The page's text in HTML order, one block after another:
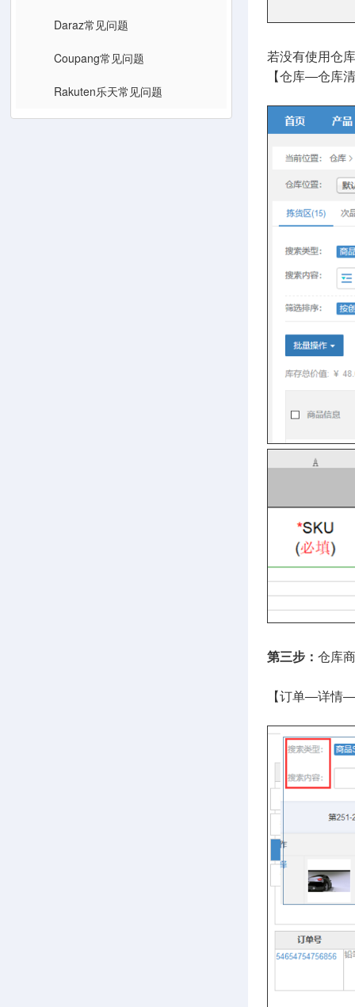
Daraz常见问题
Coupang常见问题
Rakuten乐天常见问题
若没有使用仓
【仓库—仓库
第三步： 仓库
【订单—详情